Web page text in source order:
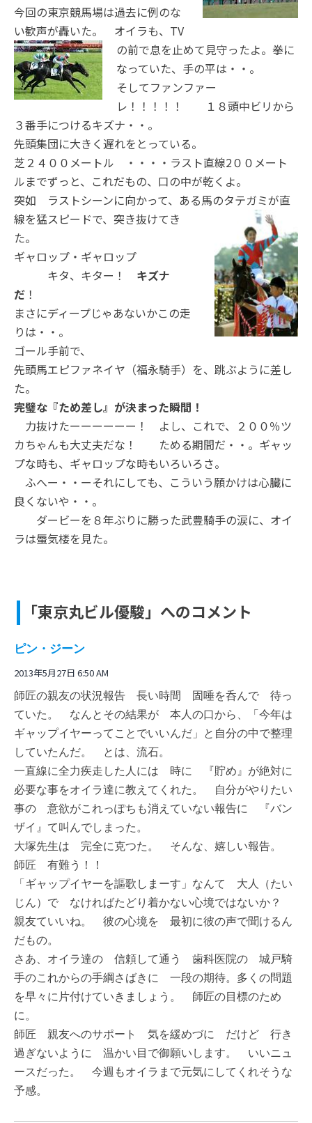
今回の東京競馬場は過去に例のな
い歓声が轟いた。 オイラも、 TV
の前で息を止めて見守ったよ。拳に
なっていた、手の平は・・。
そしてファンファー
レ！！！！！ １８頭中ビリから
３番手につけるキズナ・・。
先頭集団に大きく遅れをとっている。
芝２４００メートル ・・・・ラスト直線2００メート
ルまでずっと、これだもの、口の中が乾くよ。
突如 ラストシーンに向かって、ある馬のタテガミが直
線を猛スピードで、突き抜けてき
た。
ギャロップ・ギャロップ
キタ、キター！ キズナ
だ ！
まさにディープじゃあないかこの走
りは・・。
ゴール手前で、
先頭馬エピファネイヤ（福永騎手）を、跳ぶように差し
た。
完璧な『ため差し』が決まった瞬間！
力抜けたーーーーーー！ よし、これで、２００％ツ
カちゃんも大丈夫だな！ ためる期間だ・・。ギャッ
プな時も、ギャロップな時もいろいろさ。
ふへー・・ーそれにしても、こういう願かけは心臓に
良くないや・・。
ダービーを８年ぶりに勝った武豊騎手の涙に、オイ
ラは蜃気楼を見た。
「東京丸ビル優駿」へのコメント
ピン・ジーン
2013年5月27日 6:50 AM
師匠の親友の状況報告 長い時間 固唾を呑んで 待っ
ていた。 なんとその結果が 本人の口から、「今年は
ギャップイヤーってことでいいんだ」と自分の中で整理
していたんだ。 とは、流石。
一直線に全力疾走した人には 時に 『貯め』が絶対に
必要な事をオイラ達に教えてくれた。 自分がやりたい
事の 意欲がこれっぽちも消えていない報告に 『バン
ザイ』て叫んでしまった。
大塚先生は 完全に克つた。 そんな、嬉しい報告。
師匠 有難う！！
「ギャップイヤーを謳歌しまーす」なんて 大人（たい
じん）で なければたどり着かない心境ではないか？
親友ていいね。 彼の心境を 最初に彼の声で聞けるん
だもの。
さあ、オイラ達の 信頼して通う 歯科医院の 城戸騎
手のこれからの手綱さばきに 一段の期待。多くの問題
を早々に片付けていきましょう。 師匠の目標のため
に。
師匠 親友へのサポート 気を緩めづに だけど 行き
過ぎないように 温かい目で御願いします。 いいニュ
ースだった。 今週もオイラまで元気にしてくれそうな
予感。